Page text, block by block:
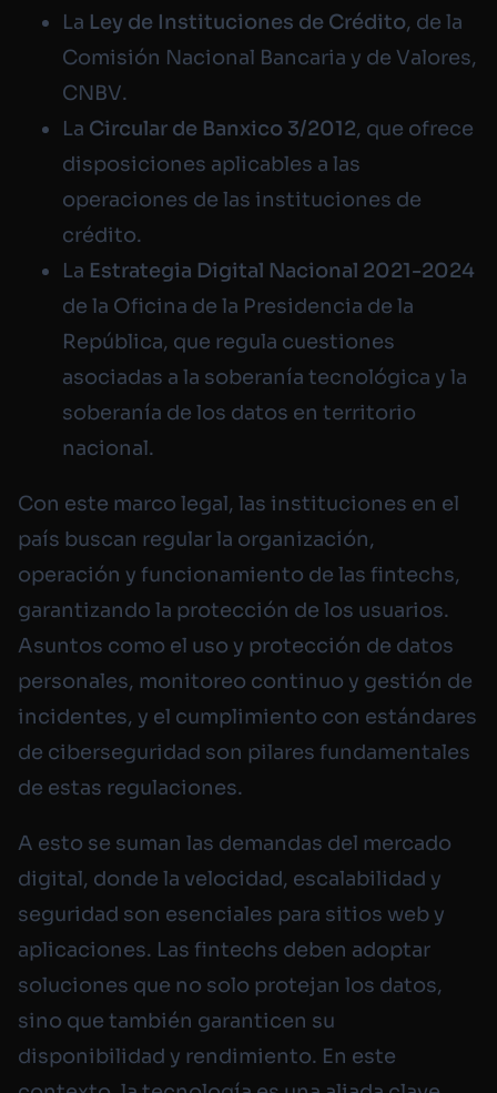
La Ley de Instituciones de Crédito, de la
Comisión Nacional Bancaria y de Valores,
CNBV.
La Circular de Banxico 3/2012, que ofrece
disposiciones aplicables a las
operaciones de las instituciones de
crédito.
La Estrategia Digital Nacional 2021-2024
de la Oficina de la Presidencia de la
República, que regula cuestiones
asociadas a la soberanía tecnológica y la
soberanía de los datos en territorio
nacional.
Con este marco legal, las instituciones en el
país buscan regular la organización,
operación y funcionamiento de las fintechs,
garantizando la protección de los usuarios.
Asuntos como el uso y protección de datos
personales, monitoreo continuo y gestión de
incidentes, y el cumplimiento con estándares
de ciberseguridad son pilares fundamentales
de estas regulaciones.
A esto se suman las demandas del mercado
digital, donde la velocidad, escalabilidad y
seguridad son esenciales para sitios web y
aplicaciones. Las fintechs deben adoptar
soluciones que no solo protejan los datos,
sino que también garanticen su
disponibilidad y rendimiento. En este